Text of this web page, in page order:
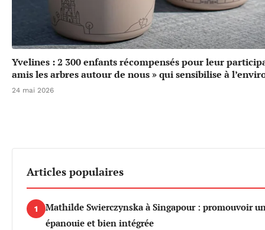
Yvelines : 2 300 enfants récompensés pour leur
amis les arbres autour de nous » qui sensibilise à
24 mai 2026
Articles populaires
1
Mathilde Swierczynska à Singapour : promouvoir
épanouie et bien intégrée